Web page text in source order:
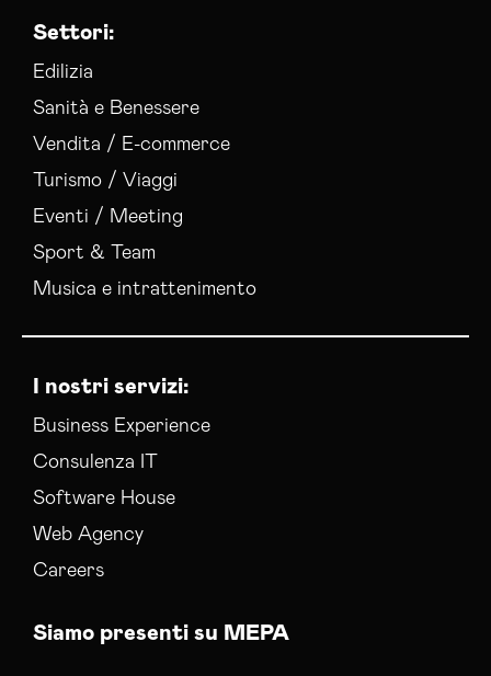
Settori:
Edilizia
Sanità e Benessere
Vendita / E-commerce
Turismo / Viaggi
Eventi / Meeting
Sport & Team
Musica e intrattenimento
I nostri servizi:
Business Experience
Consulenza IT
Software House
Web Agency
Careers
Siamo presenti su MEPA